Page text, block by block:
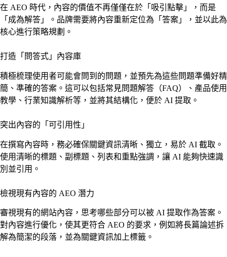
在 AEO 時代，內容的價值不再僅僅在於「吸引點擊」，而是
「成為解答」。品牌需要將內容重新定位為「答案」，並以此為
核心進行策略規劃。
打造「問答式」內容庫
積極梳理使用者可能會問到的問題，並預先為這些問題準備好精
簡、準確的答案。這可以包括常見問題解答（FAQ）、產品使用
教學、行業知識解析等，並將其結構化，便於 AI 提取。
突出內容的「可引用性」
在撰寫內容時，務必確保關鍵資訊清晰、獨立，易於 AI 截取。
使用清晰的標題、副標題、列表和重點強調，讓 AI 能夠快速識
別並引用。
檢視現有內容的 AEO 潛力
審視現有的網站內容，思考哪些部分可以被 AI 提取作為答案。
對內容進行優化，使其更符合 AEO 的要求，例如將長篇論述拆
解為簡潔的段落，並為關鍵資訊加上標籤。